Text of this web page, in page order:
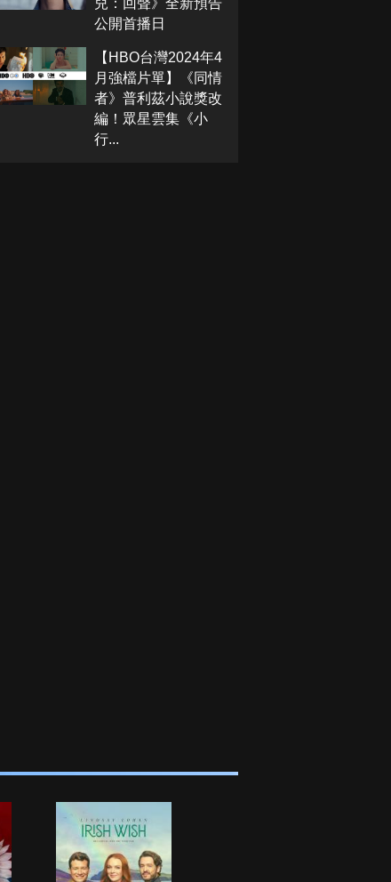
兒：回聲》全新預告
公開首播日
【HBO台灣2024年4
月強檔片單】《同情
者》普利茲小說獎改
編！眾星雲集《小
行...